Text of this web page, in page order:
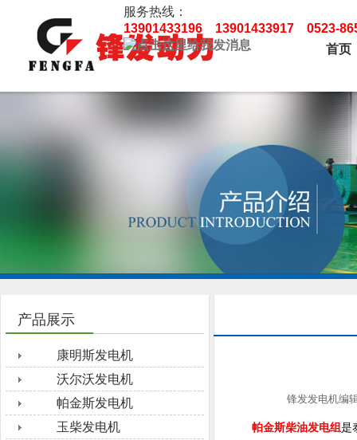
首页
服务热线：
13901433196 13901433917 0523-
产品展示
康明斯发电机
沃尔沃发电机
帕金斯发电机
玉柴发电机
锋发发电机编
帕金斯柴油发电组是